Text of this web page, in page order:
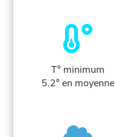
T° minimum
5.2° en moyenne